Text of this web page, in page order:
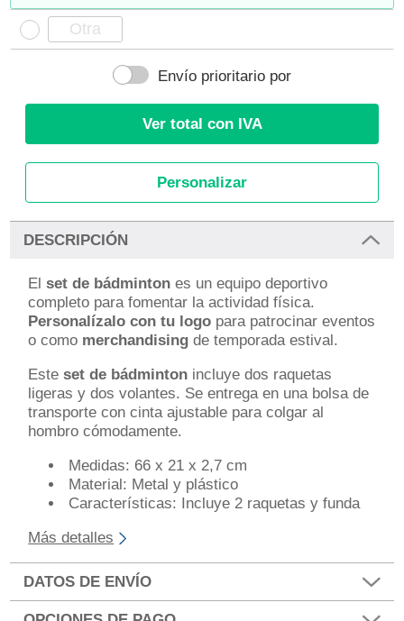
Envío prioritario por
Ver total con IVA
Personalizar
DESCRIPCIÓN
Elset de bádminton es un equipo deportivo
completo para fomentar la actividad física.
Personalízalo con tu logo para patrocinar eventos
o como merchandising de temporada estival.
Esteset de bádminton incluye dos raquetas
ligeras y dos volantes. Se entrega en una bolsa de
transporte con cinta ajustable para colgar al
hombro cómodamente.
Medidas: 66 x 21 x 2,7 cm
Material: Metal y plástico
Características: Incluye 2 raquetas y funda
Más detalles
DATOS DE ENVÍO